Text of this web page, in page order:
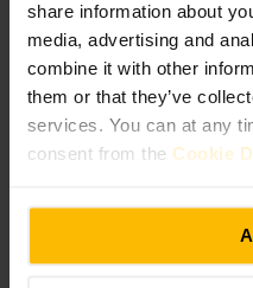
share information about
media, advertising and
combine it with other
them or that they’ve
services. You can at any
consent from the Cookie
Spagnoletti
Spisning og drikke
Restaurant
“Italiensk mad,